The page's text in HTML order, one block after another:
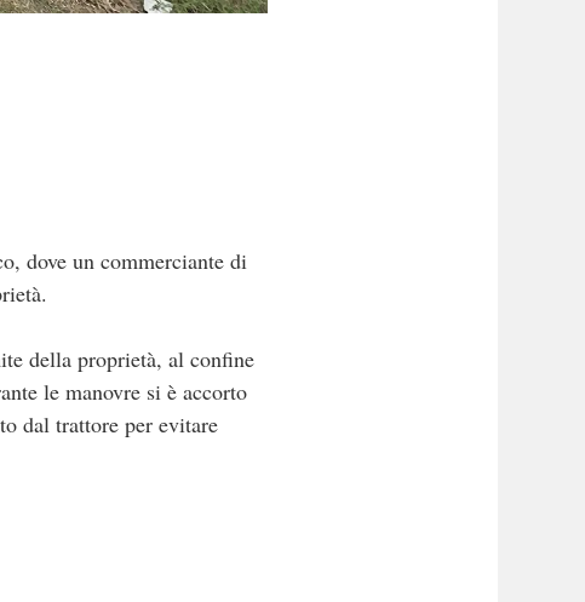
dove un commerciante di
della proprietà, al confine
le manovre si è accorto
dal trattore per evitare